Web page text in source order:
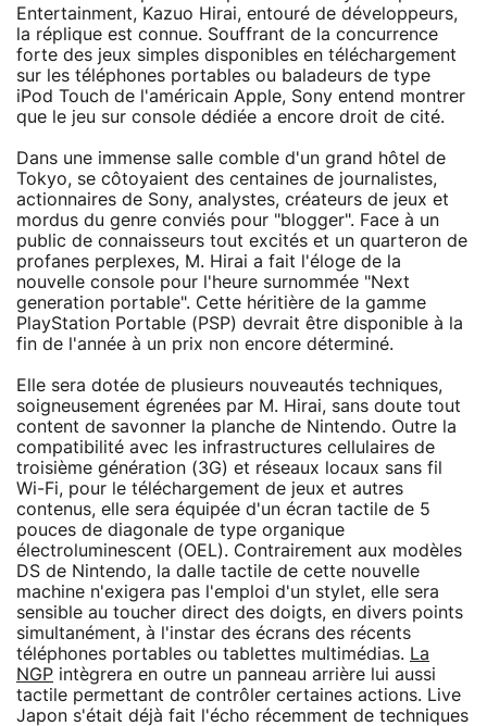
Entertainment, Kazuo Hirai, entouré de développeurs,
la réplique est connue. Souffrant de la concurrence
forte des jeux simples disponibles en téléchargement
sur les téléphones portables ou baladeurs de type
iPod Touch de l'américain Apple, Sony entend montrer
que le jeu sur console dédiée a encore droit de cité.
Dans une immense salle comble d'un grand hôtel de
Tokyo, se côtoyaient des centaines de journalistes,
actionnaires de Sony, analystes, créateurs de jeux et
mordus du genre conviés pour "blogger". Face à un
public de connaisseurs tout excités et un quarteron de
profanes perplexes, M. Hirai a fait l'éloge de la
nouvelle console pour l'heure surnommée "Next
generation portable". Cette héritière de la gamme
PlayStation Portable (PSP) devrait être disponible à la
fin de l'année à un prix non encore déterminé.
Elle sera dotée de plusieurs nouveautés techniques,
soigneusement égrenées par M. Hirai, sans doute tout
content de savonner la planche de Nintendo. Outre la
compatibilité avec les infrastructures cellulaires de
troisième génération (3G) et réseaux locaux sans fil
Wi-Fi, pour le téléchargement de jeux et autres
contenus, elle sera équipée d'un écran tactile de 5
pouces de diagonale de type organique
électroluminescent (OEL). Contrairement aux modèles
DS de Nintendo, la dalle tactile de cette nouvelle
machine n'exigera pas l'emploi d'un stylet, elle sera
sensible au toucher direct des doigts, en divers points
simultanément, à l'instar des écrans des récents
téléphones portables ou tablettes multimédias. La
NGP intègrera en outre un panneau arrière lui aussi
tactile permettant de contrôler certaines actions. Live
Japon s'était déjà fait l'écho récemment de techniques